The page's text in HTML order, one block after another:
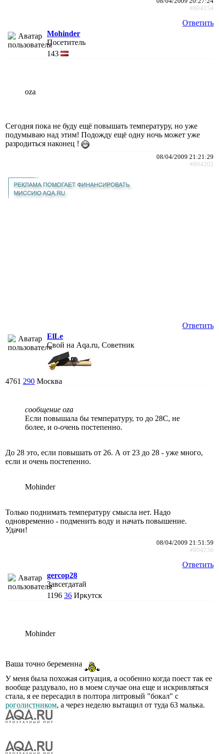
#804154
Ответить
Mohinder
Посетитель
143
oza
Сегодня пока не буду ещё повышать температуру, но уже
подумываю над этим! Подожду ещё одну ночь может уже
разродиться наконец !
08/04/2009 21:21:29
#804202
Ответить
ElLe
Свой на Aqa.ru, Советник
4761 290 Москва
сообщение oza
Если повышала бы температуру, то до 28С, не
более, и о-очень постепенно.
До 28 это, если повышать от 26. А от 23 до 28 - уже много,
если и очень постепенно.
Mohinder
Только поднимать температуру смысла нет. Надо
одновременно - подменить воду и начать повышение.
Удачи!
08/04/2009 21:51:59
#804236
Ответить
gercop28
Завсегдатай
1196 36 Иркутск
Mohinder
Ваша точно беременна
У меня была похожая ситуация, а особенно когда поест так ее
вообще раздувало, но в моем случае она еще и искривляться
стала, я ее пересадил в полтора литровый "бокал" с
роголистником, а через неделю вытащил от туда 63 малька.